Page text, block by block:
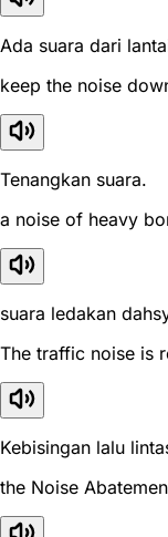
Ada suara dari
keep the noise
Tenangkan suara.
a noise of heavy
suara ledakan
The traffic noise is
Kebisingan lalu
the Noise